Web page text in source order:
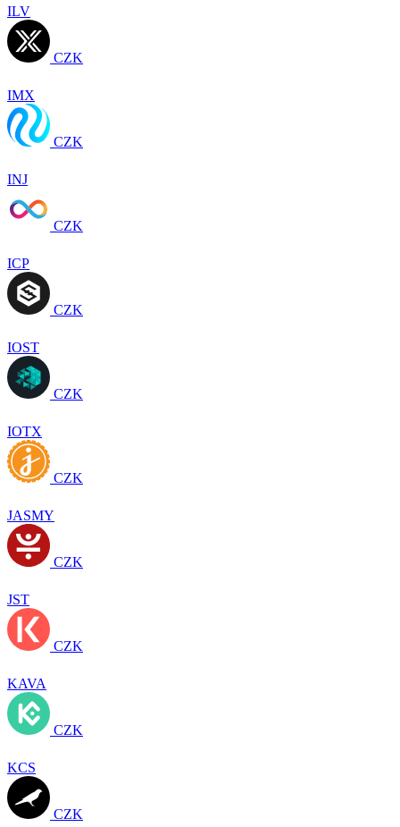
ILV
CZK
IMX
CZK
INJ
CZK
ICP
CZK
IOST
CZK
IOTX
CZK
JASMY
CZK
JST
CZK
KAVA
CZK
KCS
CZK